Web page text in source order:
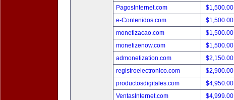
PagosInternet.com
$1,500.00
e-Contenidos.com
$1,500.00
monetizacao.com
$1,500.00
monetizenow.com
$1,500.00
admonetization.com
$2,150.00
registroelectronico.com
$2,900.00
productosdigitales.com
$4,950.00
VentasInternet.com
$4,999.00